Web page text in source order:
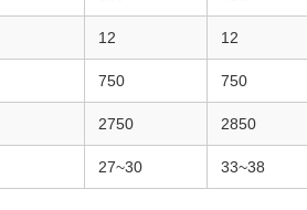
12 12
750 750
2750 2850
27~30 33~38